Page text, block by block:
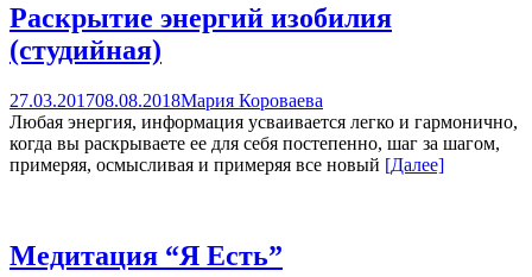
Раскрытие энергий изобилия
(студийная)
27.03.201708.08.2018Мария Короваева
Любая энергия, информация усваивается легко и гармонично,
когда вы раскрываете ее для себя постепенно, шаг за шагом,
примеряя, осмысливая и примеряя все новый [Далее]
Медитация “Я Есть”